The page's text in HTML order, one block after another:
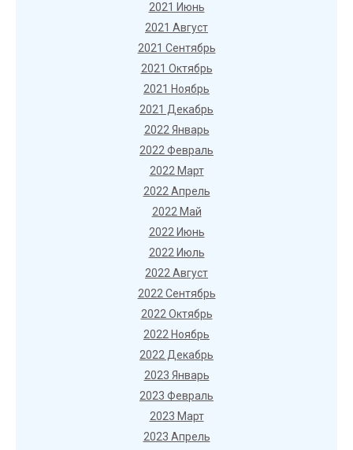
2021 Июнь
2021 Август
2021 Сентябрь
2021 Октябрь
2021 Ноябрь
2021 Декабрь
2022 Январь
2022 Февраль
2022 Март
2022 Апрель
2022 Май
2022 Июнь
2022 Июль
2022 Август
2022 Сентябрь
2022 Октябрь
2022 Ноябрь
2022 Декабрь
2023 Январь
2023 Февраль
2023 Март
2023 Апрель